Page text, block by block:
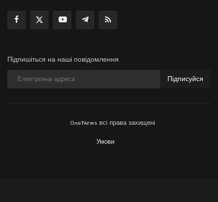
Підпишіться на наші повідомлення
Підписуйся
OneNews всі права захищені
Умови